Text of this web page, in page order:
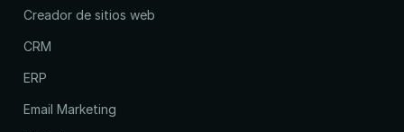
Creador de sitios web
CRM
ERP
Email Marketing